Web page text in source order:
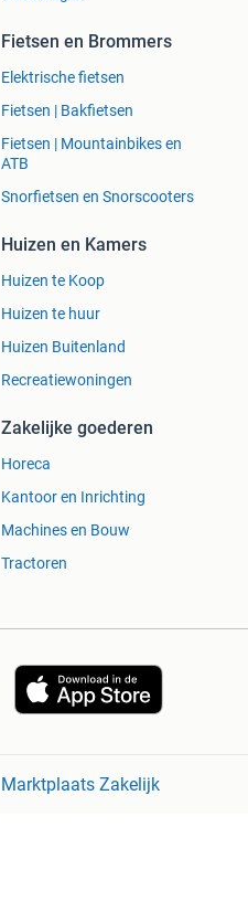
Fietsen en Brommers
Elektrische fietsen
Fietsen | Bakfietsen
Fietsen | Mountainbikes en
ATB
Snorfietsen en Snorscooters
Huizen en Kamers
Huizen te Koop
Huizen te huur
Huizen Buitenland
Recreatiewoningen
Zakelijke goederen
Horeca
Kantoor en Inrichting
Machines en Bouw
Tractoren
Marktplaats Zakelijk